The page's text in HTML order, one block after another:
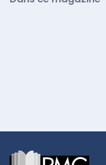
Footer